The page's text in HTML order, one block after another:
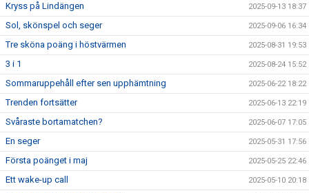
Kryss på Lindängen 2025-09-13 18:37
Sol, skönspel och seger 2025-09-06 16:34
Tre sköna poäng i höstvärmen 2025-08-31 19:53
3 i 1 2025-08-24 15:52
Sommaruppehåll efter sen upphämtning 2025-06-22 18:22
Trenden fortsätter 2025-06-13 22:19
Svåraste bortamatchen? 2025-06-07 17:05
En seger 2025-05-31 17:56
Första poänget i maj 2025-05-25 22:46
Ett wake-up call 2025-05-10 20:18